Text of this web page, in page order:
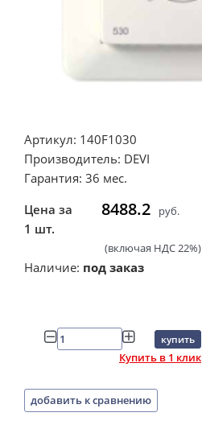
Артикул: 140F1030
Производитель: DEVI
Гарантия: 36 мес.
Цена за
1 шт.
8488.2 руб.
(включая НДС 22%)
Наличие: под заказ
купить
Купить в 1 клик
добавить к сравнению